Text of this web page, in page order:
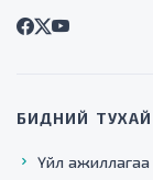
БИДНИЙ ТУХАЙ
Үйл ажиллагаа